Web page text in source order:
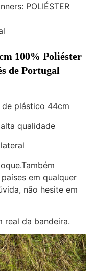
POLIÉSTER
100% Poliéster
de Portugal
plástico 44cm
qualidade
em qualquer
não hesite em
real da bandeira.